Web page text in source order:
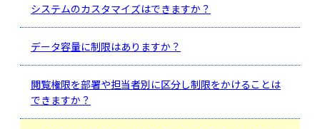
システムのカスタマイズはできますか？
データ容量に制限はありますか？
閲覧権限を部署や担当者別に区分し制限をかけることは
できますか？